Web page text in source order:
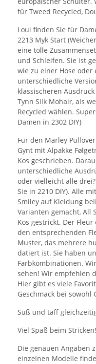
für Tweed Recycled,
Loui finden Sie für
2213 Myk Start
eine tolle
und Schleifen. Sie ist
wie zu einer Hose oder
unterschiedliche
klassischeren
Tynn Silk Mohair, als
Recycled wählen.
Damen in 2302 DIY)
Für den Marley
Gynt mit Alpakke
Kos geschrieben.
unterschiedliche
oder vielleicht alle
Sie in 2210 DIY). Alle
Smiley auf Kleidung
Varianten gemacht, All
Kos gestrickt. Der
den entsprechenden
Muster, das mehrere
datiert ist. Sie haben
Farbkombinationen.
sehen! Wir empfehlen
Hier gibt es viele
Geschmack bei sowohl
Süß und taff
Viel Spaß beim Stricken!
Die genauen Angaben
einzelnen Modelle